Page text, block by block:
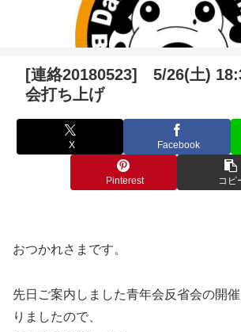
[連絡20180523] 5/26(土)
会打ち上げ
X Facebook
Pinterest コピ
おつかれさまです。
先日ご案内しました青年会反省会の開
りましたので、